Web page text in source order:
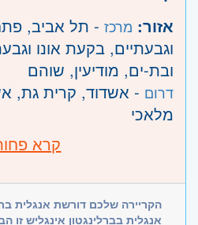
אזור: מרכז - תל אביב,
וגבעתיים, בקעת אונו
ובת-ים, מודיעין, שוהם
דרום - אשדוד, קרית גת,
מלאכי
קרא
הקריירה שלכם דורשת אנגלית
אנגלית בברלינגטון אינגליש זו